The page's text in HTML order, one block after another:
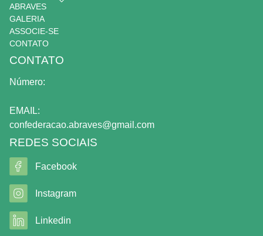
ABRAVES
GALERIA
ASSOCIE-SE
CONTATO
CONTATO
Número:
EMAIL:
confederacao.abraves@gmail.com
REDES SOCIAIS
Facebook
Instagram
Linkedin